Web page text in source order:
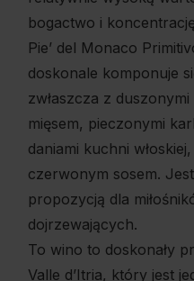
bogactwo i
Pie’ del Monaco
doskonale komponuje
zwłaszcza z
mięsem, pieczonymi
daniami kuchni
czerwonym sosem.
propozycją dla
dojrzewających.
To wino to doskonały
Valle d’Itria, który jest